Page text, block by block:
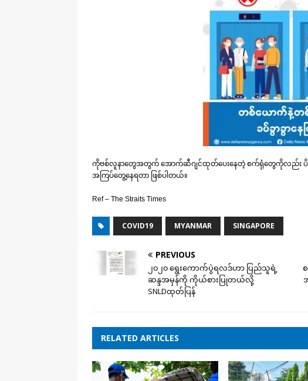
ကိုဗစ်လူနာတွေအတွက် အောက်ဆီဂျင်ထုတ်ပေးနေတဲ့ စက်ရုံတွေကိုလည်း ပိ
အကြပ်တွေ့နေရတာ ဖြစ်ပါတယ်။
Ref – The Straits Times
COVID19 MYANMAR SINGAPORE
PREVIOUS
၂၀၂၀ ရွေးကောက်ပွဲရလဒ်ဟာ ပြည်သူရဲ့
ဆန္ဒအမှန်ကို ကိုယ်စားပြုတယ်လို့
SNLDထုတ်ပြန်
RELATED ARTICLES